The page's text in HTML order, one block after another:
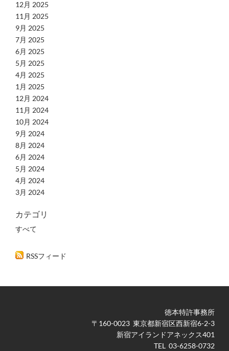
12月 2025
11月 2025
9月 2025
7月 2025
6月 2025
5月 2025
4月 2025
1月 2025
12月 2024
11月 2024
10月 2024
9月 2024
8月 2024
6月 2024
5月 2024
4月 2024
3月 2024
カテゴリ
すべて
RSSフィード
徳本特許事務所
​〒160-0023 東京都新宿区西新宿6-2-3
新宿アイランドアネックス401
TEL 03-6258-0732